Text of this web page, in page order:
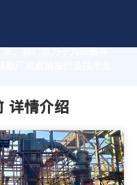
，我们致力于为您量身
厂家直销报价及技术支
详情介绍